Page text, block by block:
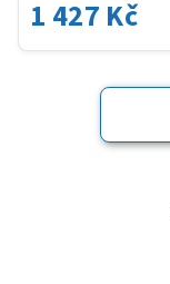
1 427 Kč